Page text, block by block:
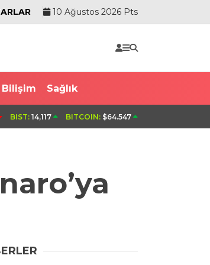
10 Ağustos 2026 Pts
Bilişim Sağlık
sürücü Denizde boğulma tehlikesi
BIST: 14,117 BITCOIN: $64.547